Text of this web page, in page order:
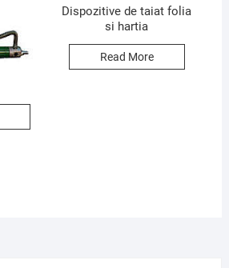
Dispozitive de taiat folia
si hartia
Read More